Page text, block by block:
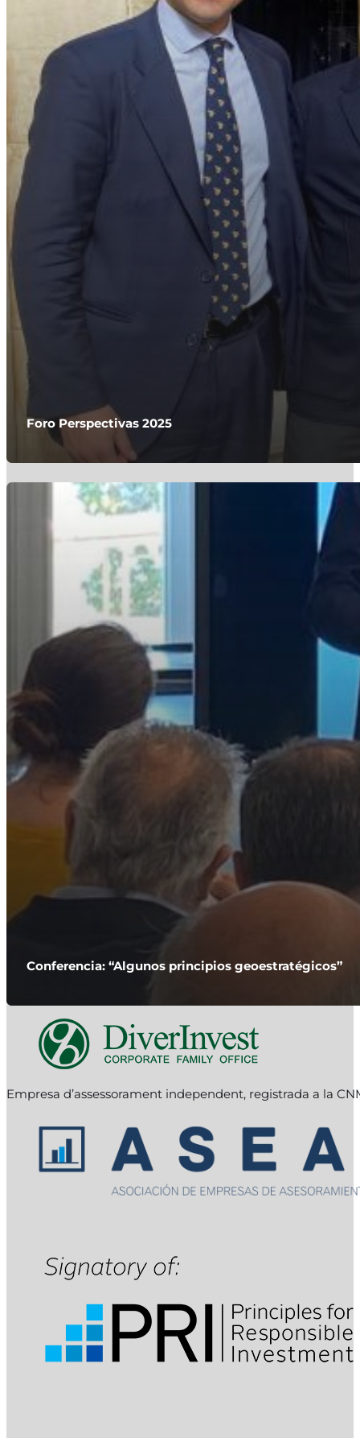
Foro Perspectivas 2025
Conferencia: “Algunos principios geoestratégicos”
Empresa d’assessorament independent, registrada a la